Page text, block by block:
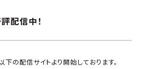
配信中！
の配信サイトより開始しております。